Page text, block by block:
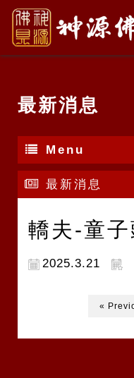
最新消息
Menu
最新消息
轎夫-童
2025.3.21
«